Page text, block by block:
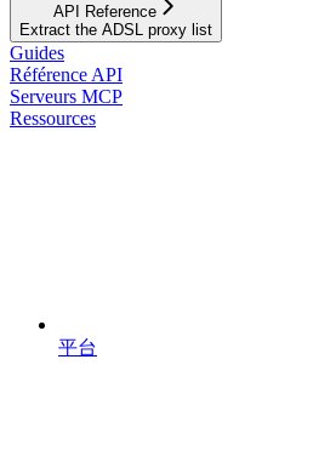
API Reference
Extract the ADSL proxy list
Guides
Référence API
Serveurs MCP
Ressources
平台